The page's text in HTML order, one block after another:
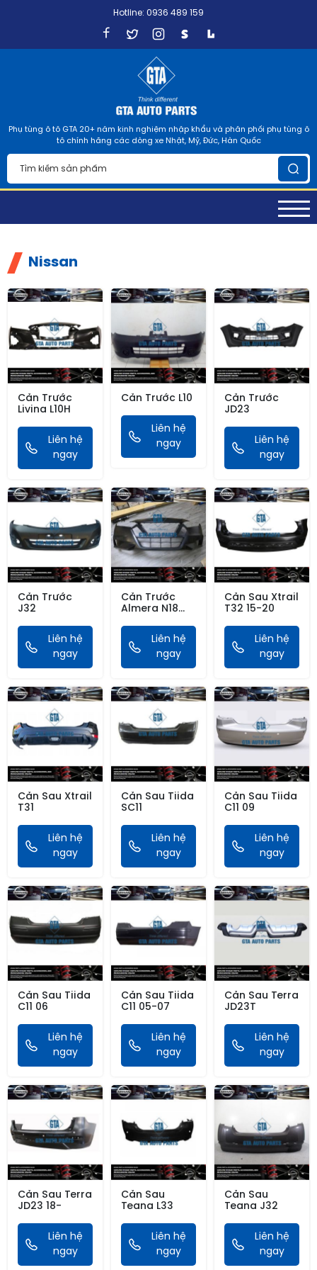
Hotline: 0936 489 159
Phụ tùng ô tô GTA 20+ năm kinh nghiệm nhập khẩu và phân phối phụ tùng ô
tô chính hãng các dòng xe Nhật, Mỹ, Đức, Hàn Quốc
Nissan
Cản Trước
Livina L10H
Liên hệ
ngay
Cản Trước L10
Liên hệ
ngay
Cản Trước
JD23
Liên hệ
ngay
Cản Trước
J32
Liên hệ
ngay
Cản Trước
Almera N18
Liên hệ
ngay
Cản Sau Xtrail
T32 15-20
Liên hệ
ngay
Cản Sau Xtrail
T31
Liên hệ
ngay
Cản Sau Tiida
SC11
Liên hệ
ngay
Cản Sau Tiida
C11 09
Liên hệ
ngay
Cản Sau Tiida
C11 06
Liên hệ
ngay
Cản Sau Tiida
C11 05-07
Liên hệ
ngay
Cản Sau Terra
JD23T
Liên hệ
ngay
Cản Sau Terra
JD23 18-
Liên hệ
ngay
Cản Sau
Teana L33
Liên hệ
ngay
Cản Sau
Teana J32
Liên hệ
ngay